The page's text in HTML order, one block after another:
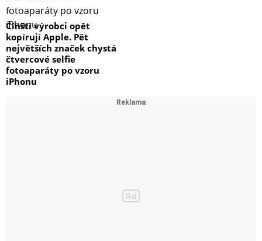
Čínští výrobci opět
kopírují Apple. Pět
největších značek chystá
čtvercové selfie
fotoaparáty po vzoru
iPhonu